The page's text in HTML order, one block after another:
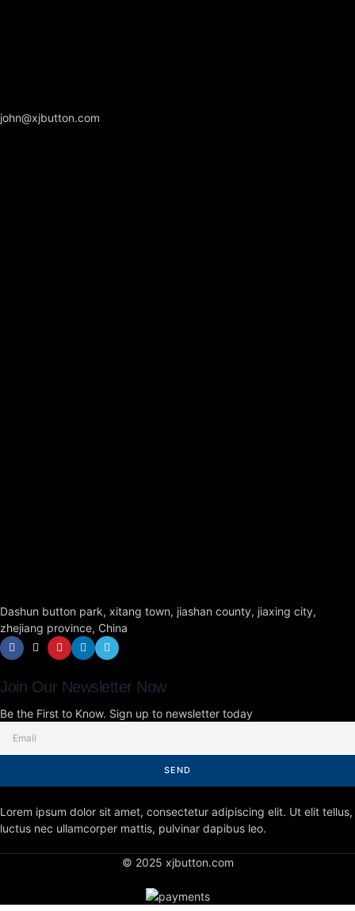
john@xjbutton.com
Dashun button park, xitang town, jiashan county, jiaxing city,
zhejiang province, China
Join Our Newsletter Now
Be the First to Know. Sign up to newsletter today
SEND
Lorem ipsum dolor sit amet, consectetur adipiscing elit. Ut elit tellus,
luctus nec ullamcorper mattis, pulvinar dapibus leo.
© 2025 xjbutton.com